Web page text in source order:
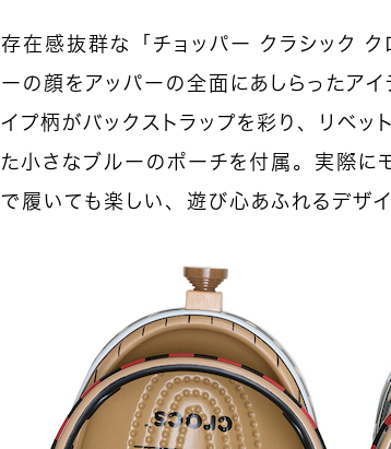
存在感抜群な「チョッパー クラシック ク
ーの顔をアッパーの全面にあしらったア
イプ柄がバックストラップを彩り、リベッ
た小さなブルーのポーチを付属。実際に
で履いても楽しい、遊び心あふれるデザイ